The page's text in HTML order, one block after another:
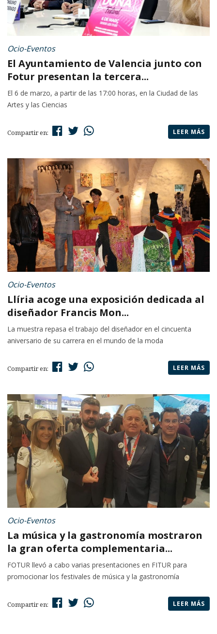
Ocio-Eventos
El Ayuntamiento de Valencia junto con
Fotur presentan la tercera...
El 6 de marzo, a partir de las 17:00 horas, en la Ciudad de las
Artes y las Ciencias
Compartir en: LEER MÁS
Ocio-Eventos
Llíria acoge una exposición dedicada al
diseñador Francis Mon...
La muestra repasa el trabajo del diseñador en el cincuenta
aniversario de su carrera en el mundo de la moda
Compartir en: LEER MÁS
Ocio-Eventos
La música y la gastronomía mostraron
la gran oferta complementaria...
FOTUR llevó a cabo varias presentaciones en FITUR para
promocionar los festivales de música y la gastronomía
Compartir en: LEER MÁS